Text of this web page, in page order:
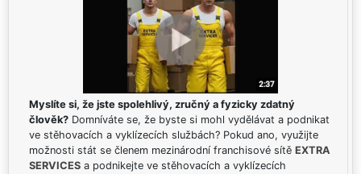
Myslíte si, že jste spolehlivý, zručný a fyzicky zdatný
člověk? Domníváte se, že byste si mohl vydělávat a podnikat
ve stěhovacích a vyklízecích službách? Pokud ano, využijte
možnosti stát se členem mezinárodní franchisové sítě EXTRA
SERVICES a podnikejte ve stěhovacích a vyklízecích